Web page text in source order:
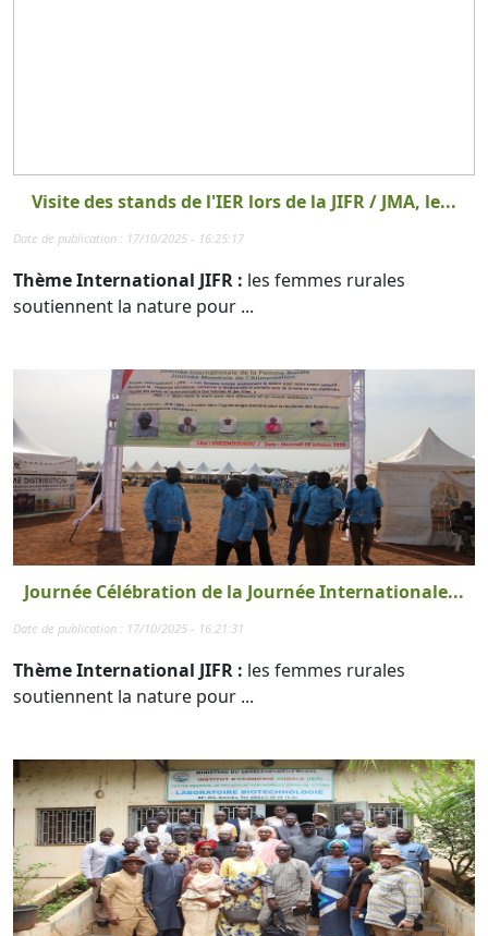
Visite des stands de l'IER lors de la JIFR / JMA, le...
Date de publication : 17/10/2025 - 16:25:17
Thème International JIFR : les femmes rurales
soutiennent la nature pour ...
Journée Célébration de la Journée Internationale...
Date de publication : 17/10/2025 - 16:21:31
Thème International JIFR : les femmes rurales
soutiennent la nature pour ...